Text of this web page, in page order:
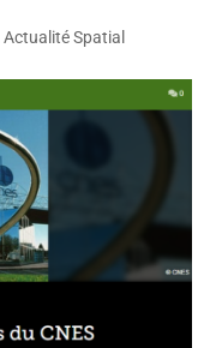
Actualité Spatial